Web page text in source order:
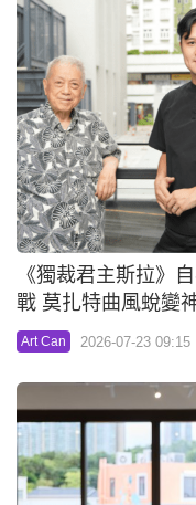
《獨裁君主斯拉》
戰 莫扎特曲風蛻變
Art Can 2026-07-23 09:15